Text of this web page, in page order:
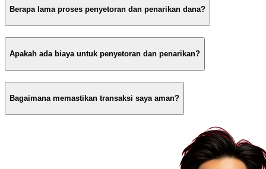
Berapa lama proses penyetoran dan penarikan dana?
Apakah ada biaya untuk penyetoran dan penarikan?
Bagaimana memastikan transaksi saya aman?